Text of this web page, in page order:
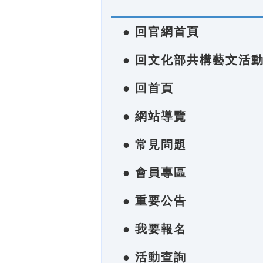
● 回官網首頁
● 回文化部共構藝文活
● 回首頁
● 網站導覽
● 常見問題
● 會員專區
● 重要公告
● 我要報名
● 活動查詢